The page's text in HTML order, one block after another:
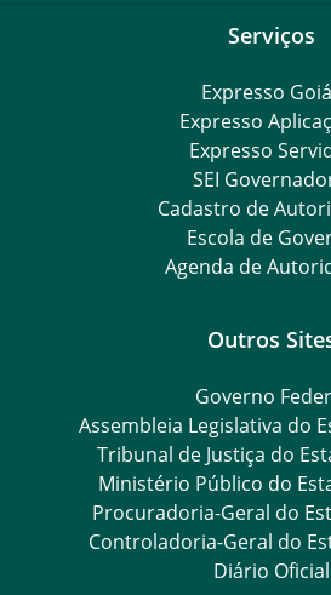
Serviços
Expresso
Expresso
Expresso
SEI
Cadastro de
Escola de
Agenda de
Outros
Governo
Assembleia Legislativa do
Tribunal de Justiça do
Ministério Público do
Procuradoria-Geral do
Controladoria-Geral do
Diário Oficial